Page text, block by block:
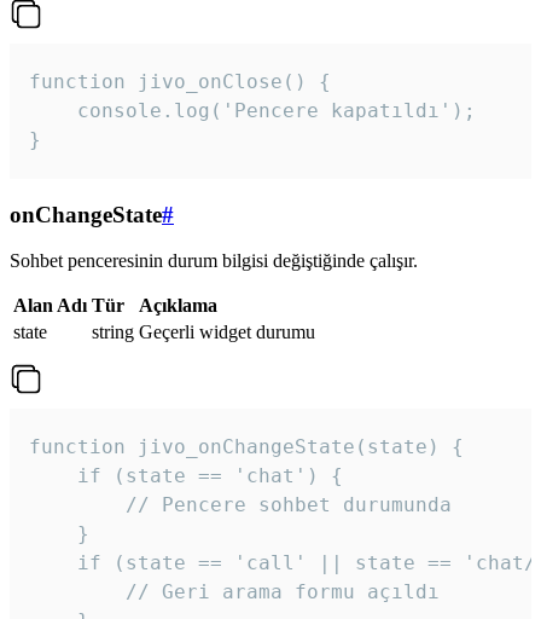
function jivo_onClose() {
    console.log('Pencere kapatıldı');
}
onChangeState#
Sohbet penceresinin durum bilgisi değiştiğinde çalışır.
Alan Adı Tür
Açıklama
state
string Geçerli widget durumu
function jivo_onChangeState(state) {
    if (state == 'chat') {
        // Pencere sohbet durumunda
    }
if (state == 'call' || state ==
        // Geri arama formu açıldı